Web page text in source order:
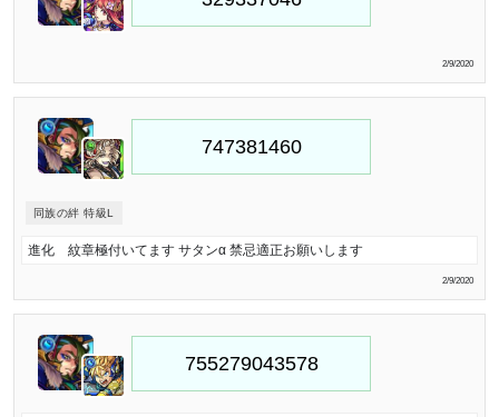
2/9/2020
同族の絆 特級L
進化 紋章極付いてます サタンα 禁忌適正お願いします
2/9/2020